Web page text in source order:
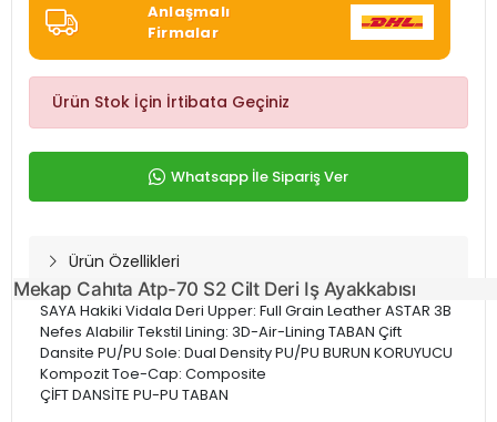
Anlaşmalı
Firmalar
Ürün Stok İçin İrtibata Geçiniz
Whatsapp İle Sipariş Ver
Ürün Özellikleri
Mekap Cahıta Atp-70 S2 Cilt Deri Iş Ayakkabısı
SAYA Hakiki Vidala Deri Upper: Full Grain Leather ASTAR 3B
Nefes Alabilir Tekstil Lining: 3D-Air-Lining TABAN Çift
Dansite PU/PU Sole: Dual Density PU/PU BURUN KORUYUCU
Kompozit Toe-Cap: Composite
ÇİFT DANSİTE PU-PU TABAN